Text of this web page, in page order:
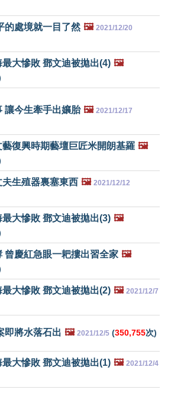
的處境就一目了然 🖼️ 2021/12/20
大慘敗 鄧文迪被拋出(4) 🖼️
讓今生牽手出孃胎 🖼️ 2021/12/17
復興時期藝壇巨匠米開朗基羅 🖼️
生殖器裏塞東西 🖼️ 2021/12/12
大慘敗 鄧文迪被拋出(3) 🖼️
曾慶紅急眼一耙摟出習全家 🖼️
大慘敗 鄧文迪被拋出(2) 🖼️ 2021/12/7
即將水落石出 🖼️ 2021/12/5 (350,755次)
大慘敗 鄧文迪被拋出(1) 🖼️ 2021/12/4